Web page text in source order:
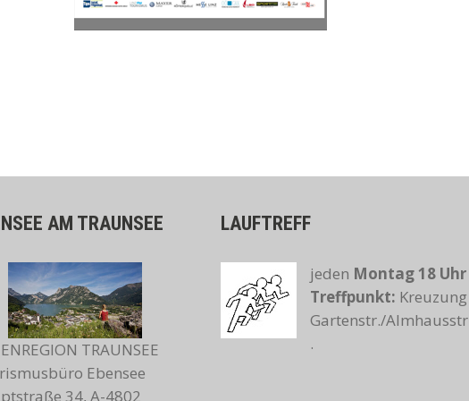
AM TRAUNSEE
TRAUNSEE
Ebensee
34, A-4802
LAUFTREFF
jeden Montag 18 Uhr
Treffpunkt: Kreuzung
Gartenstr./Almhausstr
.